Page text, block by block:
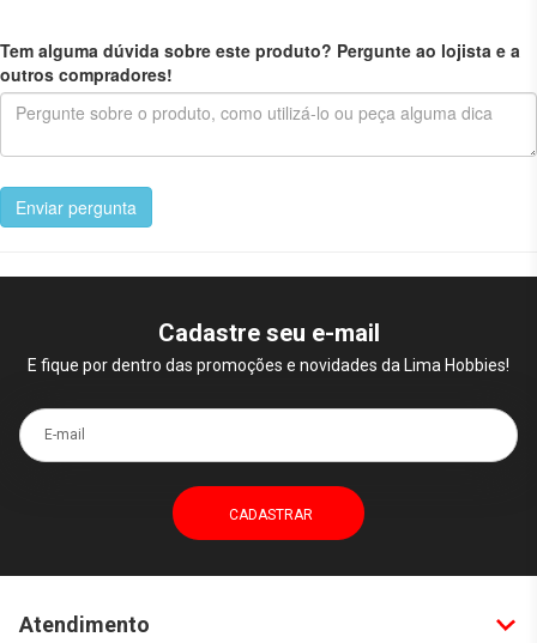
Tem alguma dúvida sobre este produto? Pergunte ao lojista e a
outros compradores!
Enviar pergunta
Cadastre seu e-mail
E fique por dentro das promoções e novidades da Lima Hobbies!
E-mail
Atendimento